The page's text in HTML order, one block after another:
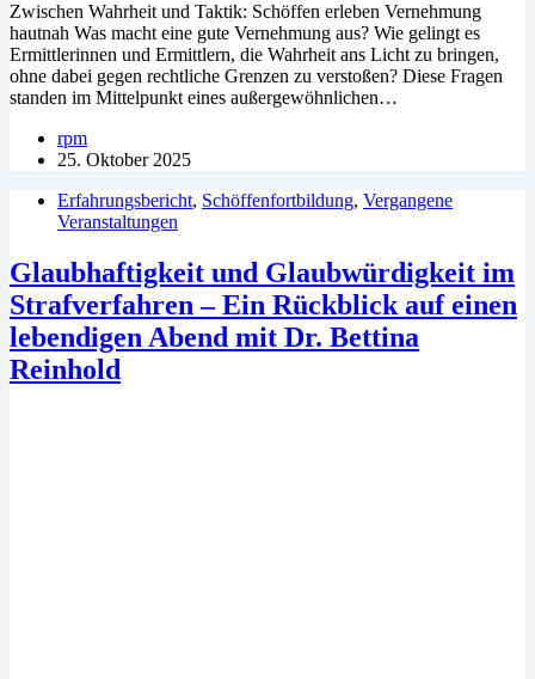
Zwischen Wahrheit und Taktik: Schöffen erleben Vernehmung
hautnah Was macht eine gute Vernehmung aus? Wie gelingt es
Ermittlerinnen und Ermittlern, die Wahrheit ans Licht zu bringen,
ohne dabei gegen rechtliche Grenzen zu verstoßen? Diese Fragen
standen im Mittelpunkt eines außergewöhnlichen…
rpm
25. Oktober 2025
Erfahrungsbericht, Schöffenfortbildung, Vergangene
Veranstaltungen
Glaubhaftigkeit und Glaubwürdigkeit im
Strafverfahren – Ein Rückblick auf einen
lebendigen Abend mit Dr. Bettina
Reinhold